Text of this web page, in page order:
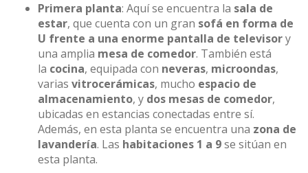
Primera planta: Aquí se encuentra la sala de
estar, que cuenta con un gran sofá en forma de
U frente a una enorme pantalla de televisory
una amplia mesa de comedor. También está
la cocina, equipada con neveras, microondas,
varias vitrocerámicas, mucho espacio de
almacenamiento, y dos mesas de comedor,
ubicadas en estancias conectadas entre sí.
Además, en esta planta se encuentra una zona de
lavandería. Las habitaciones 1 a 9se sitúan en
esta planta.